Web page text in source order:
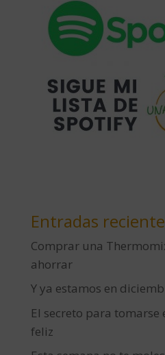
Entradas
Comprar una
ahorrar
Y ya estamos en
El secreto para tomarse
feliz